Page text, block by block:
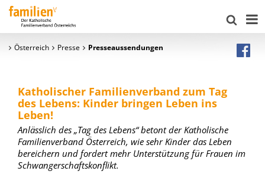
Österreich Presse Presseaussendungen
Katholischer Familienverband zum Tag
des Lebens: Kinder bringen Leben ins
Leben!
Anlässlich des „Tag des Lebens“ betont der Katholische
Familienverband Österreich, wie sehr Kinder das Leben
bereichern und fordert mehr Unterstützung für Frauen im
Schwangerschaftskonflikt.